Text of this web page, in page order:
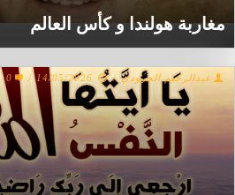
مغاربة هولندا و كأس العالم
عبدالرحيم الجرودي /
14/05/2026
/
0